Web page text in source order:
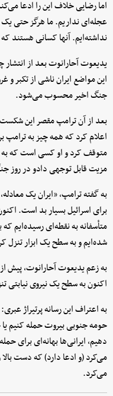
اما رضایی خلاف این را ادعا
عجله‌ای نداریم. ما هرگز حتی یک
نداشته‌ایم. آنها کسانی هستند
یدیعوت آحارانوت بعد از انتشار
این مواضع ایران ناشی از تکبر و
جنگ اخیر محسوب می‌شود.
بعد از آن ترامپ مقصر این
اعلام کرد که همه چیز به
متوقف کرد و او کسی است که به
مزیت قابل توجهی دادو در روز
به گفته ترامپ، «ایران یک
برای اسرائیل بسیار بد است.
متأسفانه به نقطه‌ای رسیده‌ایم
شده‌ایم و به سطح یک ابزار تنزل
به زعم یدیعوت آحارانوت، پیش از
اکنون به سطح یک نیروی نیابتی
به اعتراف این رسانه پرتیراژ
حومه جنوبی بیروت حمله کنیم
دهیم، ایرانی‌ها بهانه‌ای برای
می‌کرد (و ادعا دارد) که دست
می‌کرد.